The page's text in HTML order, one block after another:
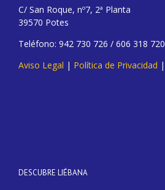
C/ San Roque, nº7, 2ª Planta
39570 Potes
Teléfono: 942 730 726 / 606 318 720
Aviso Legal | Política de Privacidad |
DESCUBRE LIÉBANA